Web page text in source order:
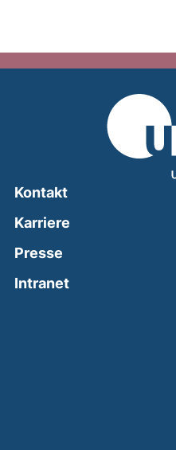
Kontakt
Karriere
Presse
Intranet(external link,